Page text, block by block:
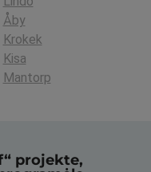
Åby
Krokek
Kisa
Mantorp
projekte,